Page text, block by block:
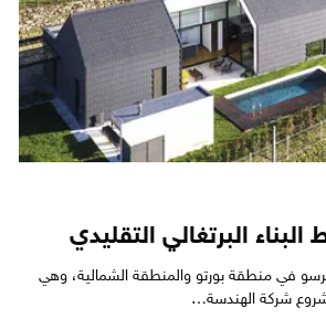
البناء البرتغالي التقليدي
في منطقة بورتو والمنطقة الشمالية، وهي
شركة الهندسة…